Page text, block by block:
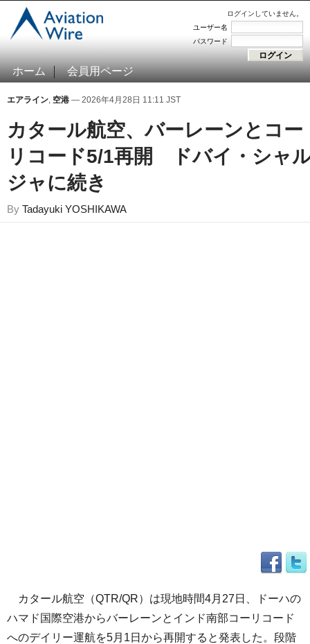
ログインしていません。
ユーザー名
パスワード
ホーム 会員用ページ
エアライン, 空港 — 2026年4月28日 11:11 JST
カタール航空、バーレーンとコー
リコード5/1再開 ドバイ・シャ
ジャに続き
By Tadayuki YOSHIKAWA
カタール航空（QTR/QR）は現地時間4月27日、ドーハの
ハマド国際空港からバーレーンとインド南部コーリコード
へのデイリー運航を5月1日から再開すると発表した。段階